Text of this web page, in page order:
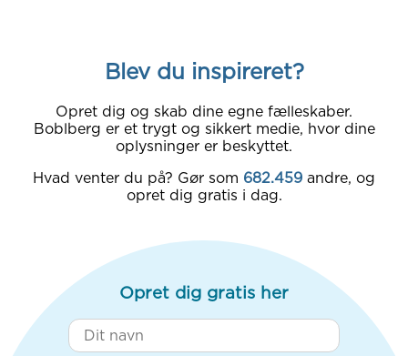
Blev du inspireret?
Opret dig og skab dine egne fælleskaber.
Boblberg er et trygt og sikkert medie, hvor dine
oplysninger er beskyttet.
Hvad venter du på? Gør som 682.459 andre, og
opret dig gratis i dag.
Opret dig gratis her